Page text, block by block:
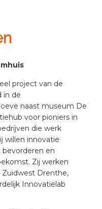
project van de
in de
naast museum De
voor pioniers in
die werk
willen innovatie
bevorderen en
Zij werken
Drenthe,
Innovatielab